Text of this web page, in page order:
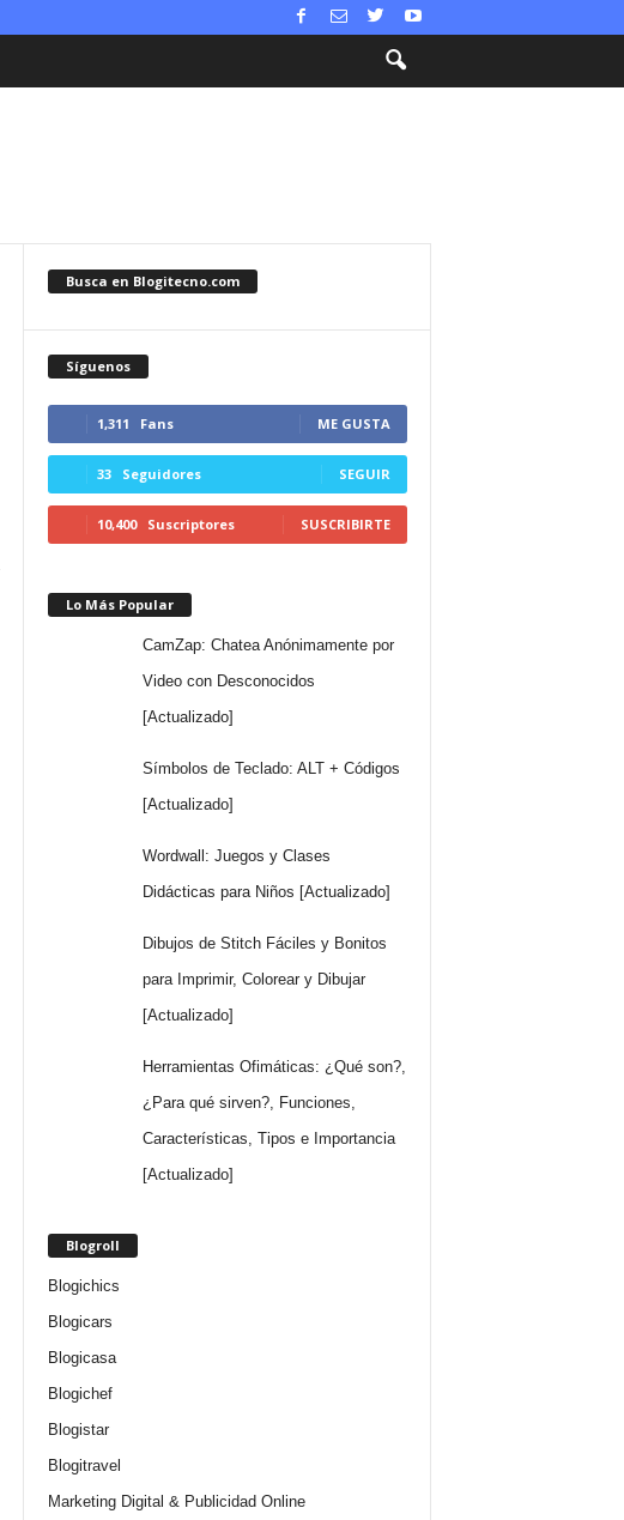
Busca en Blogitecno.com
Síguenos
1,311 Fans ME GUSTA
33 Seguidores SEGUIR
10,400 Suscriptores SUSCRIBIRTE
Lo Más Popular
CamZap: Chatea Anónimamente por
Video con Desconocidos
[Actualizado]
Símbolos de Teclado: ALT + Códigos
[Actualizado]
Wordwall: Juegos y Clases
Didácticas para Niños [Actualizado]
Dibujos de Stitch Fáciles y Bonitos
para Imprimir, Colorear y Dibujar
[Actualizado]
Herramientas Ofimáticas: ¿Qué son?,
¿Para qué sirven?, Funciones,
Características, Tipos e Importancia
[Actualizado]
Blogroll
Blogichics
Blogicars
Blogicasa
Blogichef
Blogistar
Blogitravel
Marketing Digital & Publicidad Online